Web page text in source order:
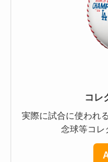
コレ
実際に試合に使われ
念球等コレ